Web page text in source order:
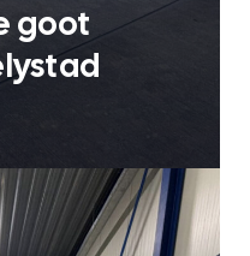
goot